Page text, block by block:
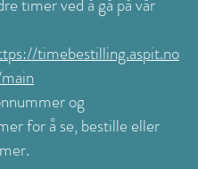
timer ved å gå på vår
timebestilling.aspit.no
og
for å se, bestille eller